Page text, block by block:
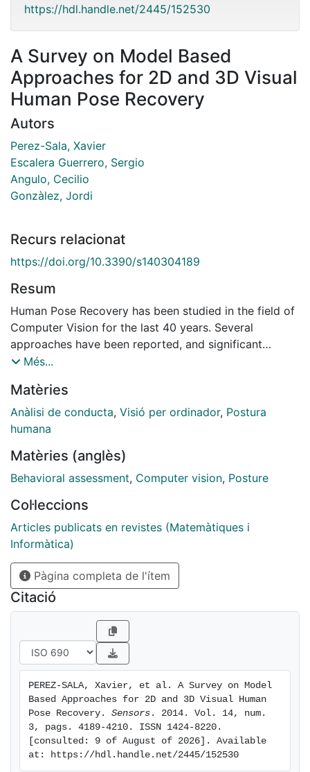
https://hdl.handle.net/2445/152530
A Survey on Model Based
Approaches for 2D and 3D Visual
Human Pose Recovery
Autors
Perez-Sala, Xavier
Escalera Guerrero, Sergio
Angulo, Cecilio
Gonzàlez, Jordi
Recurs relacionat
https://doi.org/10.3390/s140304189
Resum
Human Pose Recovery has been studied in the field of
Computer Vision for the last 40 years. Several
approaches have been reported, and significant
improvements have been obtained in both data
problem of Human Pose Recovery in uncontrolled
environments is far from being solved. In this paper,
we define a general taxonomy to group model based
composed of five main modules: appearance,
viewpoint, spatial relations, temporal consistence, and
is performed following the proposed taxonomy,
evaluating current SoA approaches in the
aforementioned five group categories. As a result of
this comparison, we discuss the main advantages and
drawbacks of the reviewed literature.
Més...
Matèries
Anàlisi de conducta, Visió per ordinador, Postura
humana
Matèries (anglès)
Behavioral assessment, Computer vision, Posture
Col·leccions
Articles publicats en revistes (Matemàtiques i
Informàtica)
Pàgina completa de l'ítem
Citació
PEREZ-SALA, Xavier, et al. A Survey on Model
Based Approaches for 2D and 3D Visual Human
Pose Recovery. Sensors . 2014. Vol. 14, num.
3, pags. 4189-4210. ISSN 1424-8220.
[consulted: 9 of August of 2026]. Available
at: https://hdl.handle.net/2445/152530